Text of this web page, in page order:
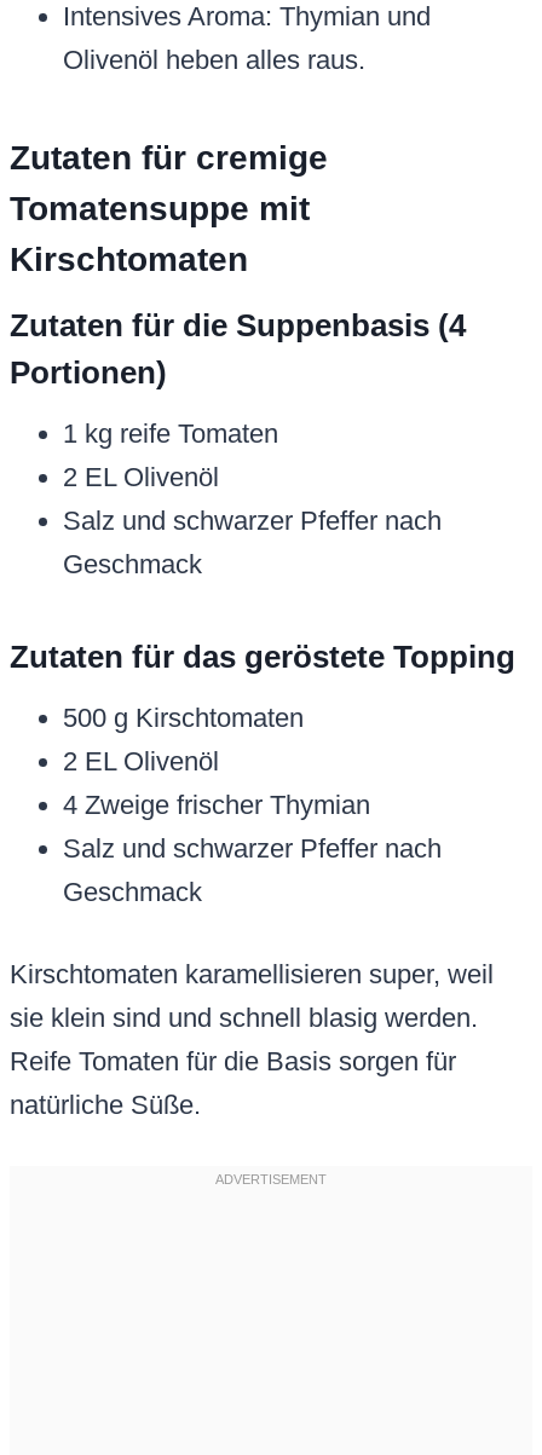
Intensives Aroma: Thymian und
Olivenöl heben alles raus.
Zutaten für cremige
Tomatensuppe mit
Kirschtomaten
Zutaten für die Suppenbasis (4
Portionen)
1 kg reife Tomaten
2 EL Olivenöl
Salz und schwarzer Pfeffer nach
Geschmack
Zutaten für das geröstete Topping
500 g Kirschtomaten
2 EL Olivenöl
4 Zweige frischer Thymian
Salz und schwarzer Pfeffer nach
Geschmack
Kirschtomaten karamellisieren super, weil
sie klein sind und schnell blasig werden.
Reife Tomaten für die Basis sorgen für
natürliche Süße.